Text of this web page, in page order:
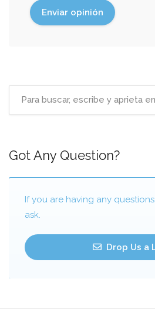
Got Any Question?
If you are having any
ask.
Drop Us a